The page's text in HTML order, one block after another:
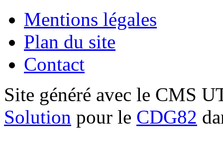
Mentions légales
Plan du site
Contact
Site généré avec le CMS
Solution pour le CDG82